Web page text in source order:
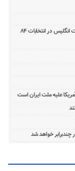
احمدی‌نژاد را خدا برای اسرائیل فرستاد! / افشاگری از دخالت انگلیس در انتخابات ۸۴
علیه ملت ایران است
خواهد شد